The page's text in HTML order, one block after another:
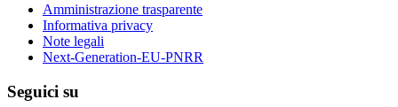
Amministrazione trasparente
Informativa privacy
Note legali
Next-Generation-EU-PNRR
Seguici su